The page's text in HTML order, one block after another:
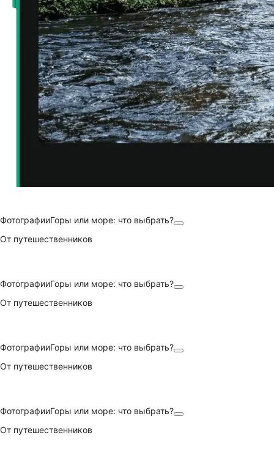
ФотографииГоры или море: что выбрать?
От путешественников
ФотографииГоры или море: что выбрать?
От путешественников
ФотографииГоры или море: что выбрать?
От путешественников
ФотографииГоры или море: что выбрать?
От путешественников